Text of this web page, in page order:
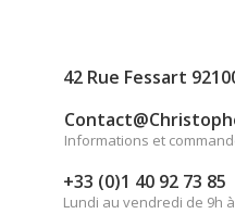
42 Rue Fessart
Informations et
+33 (0)1 40 92 73 85
Lundi au vendredi de 9h